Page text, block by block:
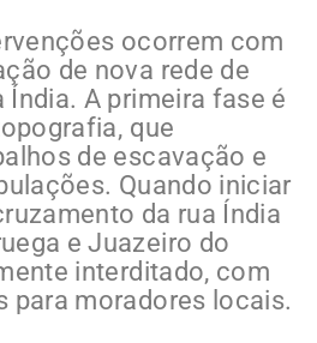
ocorrem com
de nova rede de
Índia. A primeira fase é
que
de escavação e
Quando iniciar
da rua Índia
e Juazeiro do
interditado, com
para moradores locais.